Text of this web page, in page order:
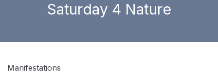
Saturday 4 Nature
Manifestations